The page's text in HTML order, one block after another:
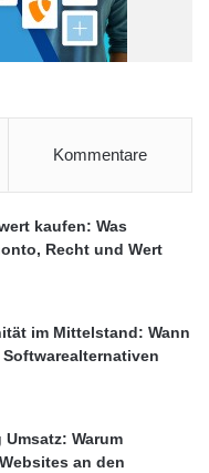
Kommentare
kaufen: Was
Recht und Wert
im Mittelstand: Wann
Warum
an den